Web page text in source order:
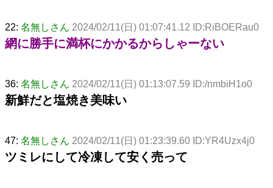
22: 名無しさん 2024/02/11(日) 01:07:41.12 ID:RiBOERau0
網に勝手に満杯にかかるからしゃーない
36: 名無しさん 2024/02/11(日) 01:13:07.59 ID:/nmbiH1o0
新鮮だと塩焼き美味い
47: 名無しさん 2024/02/11(日) 01:23:39.60 ID:YR4Uzx4j0
ツミレにして冷凍して安く売って